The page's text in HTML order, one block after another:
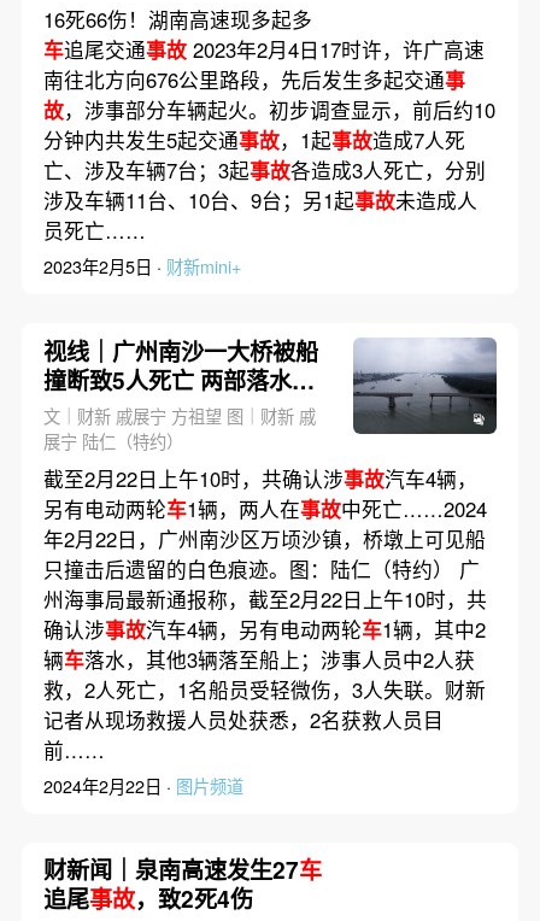
16死66伤！湖南高速现多起多
车追尾交通事故2023年2月4日17时许，许广高速
南往北方向676公里路段，先后发生多起交通事
故，涉事部分车辆起火。初步调查显示，前后约10
分钟内共发生5起交通事故，1起事故造成7人死
亡、涉及车辆7台；3起事故各造成3人死亡，分别
涉及车辆11台、10台、9台；另1起事故未造成人
员死亡……
2023年2月5日 · 财新mini+
视线｜广州南沙一大桥被船
撞断致5人死亡 两部落水汽
车已被打捞起（更新）
文｜财新 戚展宁 方祖望 图｜财新 戚
展宁 陆仁（特约）
截至2月22日上午10时，共确认涉事故汽车4辆，
另有电动两轮车1辆，两人在事故中死亡……2024
年2月22日，广州南沙区万顷沙镇，桥墩上可见船
只撞击后遗留的白色痕迹。图：陆仁（特约） 广
州海事局最新通报称，截至2月22日上午10时，共
确认涉事故汽车4辆，另有电动两轮车1辆，其中2
辆车落水，其他3辆落至船上；涉事人员中2人获
救，2人死亡，1名船员受轻微伤，3人失联。财新
记者从现场救援人员处获悉，2名获救人员目
前……
2024年2月22日 · 图片频道
财新闻｜泉南高速发生27车
追尾事故，致2死4伤